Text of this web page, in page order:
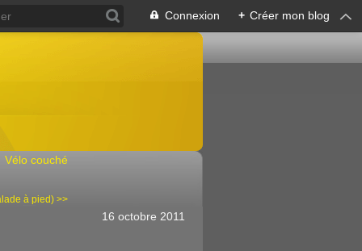
Connexion + Créer mon blog
Vélo couché
à pied) >>
16 octobre 2011